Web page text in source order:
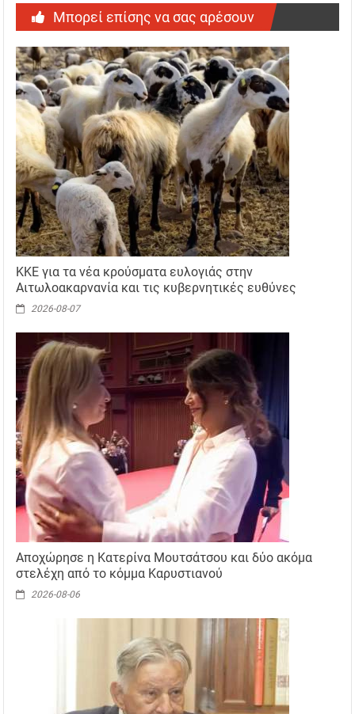
Μπορεί επίσης να σας αρέσουν
ΚΚΕ για τα νέα κρούσματα ευλογιάς στην
Αιτωλοακαρνανία και τις κυβερνητικές ευθύνες
2026-08-07
Αποχώρησε η Κατερίνα Μουτσάτσου και δύο ακόμα
στελέχη από το κόμμα Καρυστιανού
2026-08-06